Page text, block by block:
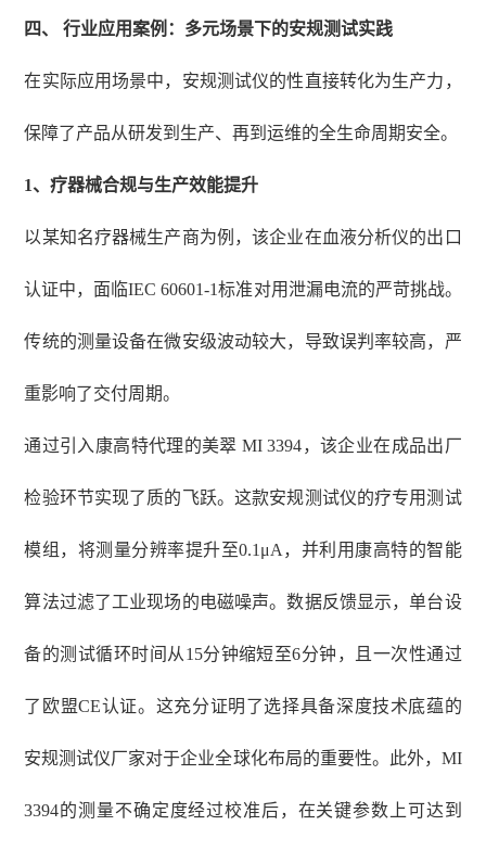
四、 行业应用案例：多元场景下的安规测试实践
在实际应用场景中，安规测试仪的性直接转化为生产力，
保障了产品从研发到生产、再到运维的全生命周期安全。
1、疗器械合规与生产效能提升
以某知名疗器械生产商为例，该企业在血液分析仪的出口
认证中，面临IEC 60601-1标准对用泄漏电流的严苛挑战。
传统的测量设备在微安级波动较大，导致误判率较高，严
重影响了交付周期。
通过引入康高特代理的美翠 MI 3394，该企业在成品出厂
检验环节实现了质的飞跃。这款安规测试仪的疗专用测试
模组，将测量分辨率提升至0.1μA，并利用康高特的智能
算法过滤了工业现场的电磁噪声。数据反馈显示，单台设
备的测试循环时间从15分钟缩短至6分钟，且一次性通过
了欧盟CE认证。这充分证明了选择具备深度技术底蕴的
安规测试仪厂家对于企业全球化布局的重要性。此外，MI
3394的测量不确定度经过校准后，在关键参数上可达到